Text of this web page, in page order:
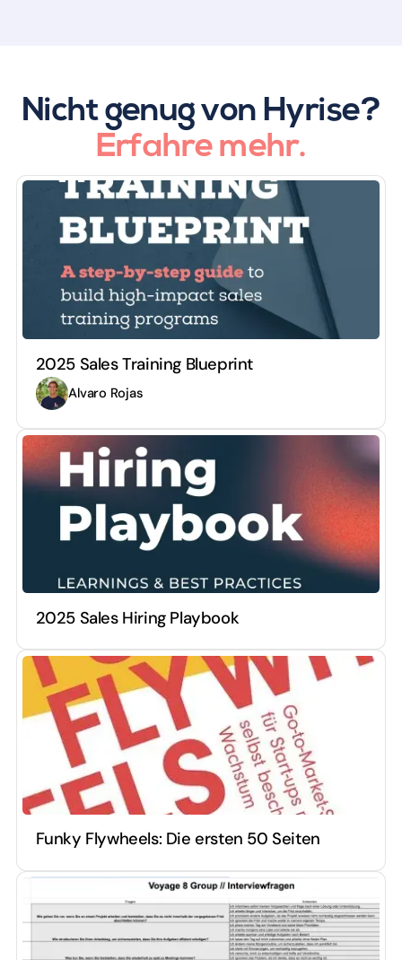
Nicht genug von Hyrise?
Erfahre mehr.
2025 Sales Training Blueprint
Alvaro Rojas
2025 Sales Hiring Playbook
Funky Flywheels: Die ersten 50 Seiten